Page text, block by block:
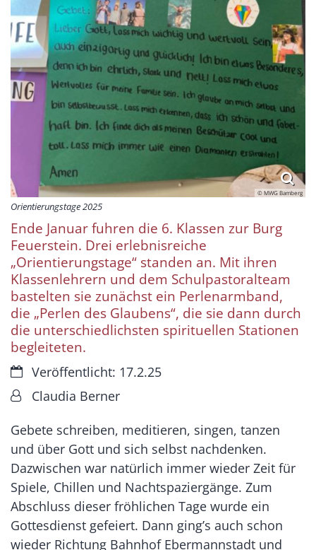
© MWG Bamberg
Orientierungstage 2025
Ende Januar fuhren die 6. Klassen zur Burg
Feuerstein. Drei erlebnisreiche
„Orientierungstage“ standen an. Mit ihren
Klassenlehrern und dem Schulpastoralteam
bastelten sie zunächst ein Perlenarmband,
die „Perlen des Glaubens“, die sie dann durch
die unterschiedlichsten spirituellen Stationen
begleiteten.
Datum:Veröffentlicht: 17.2.25
Von:Claudia Berner
Gebete schreiben, meditieren, singen, tanzen
und über Gott und sich selbst nachdenken.
Dazwischen war natürlich immer wieder Zeit für
Spiele, Chillen und Nachtspaziergänge. Zum
Abschluss dieser fröhlichen Tage wurde ein
Gottesdienst gefeiert. Dann ging’s auch schon
wieder Richtung Bahnhof Ebermannstadt und